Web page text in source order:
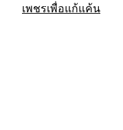
เพชรเพื่อแก้แค้น